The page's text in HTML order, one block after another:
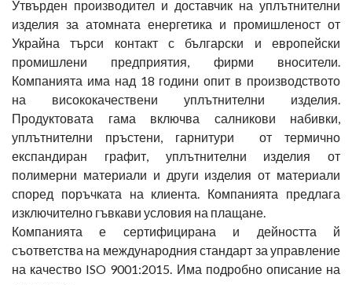
Утвърден производител и доставчик на уплътнителни
изделия за атомната енергетика и промишленост от
Украйна търси контакт с български и европейски
промишлени предприятия, фирми вносители.
Компанията има над 18 години опит в производството
на висококачествени уплътнителни изделия.
Продуктовата гама включва салникови набивки,
уплътнителни пръстени, гарнитури от термично
експандиран графит, уплътнителни изделия от
полимерни материали и други изделия от материали
според поръчката на клиента. Компанията предлага
изключително гъвкави условия на плащане.
Компанията е сертифицирана и дейността й
съответства на международния стандарт за управление
на качество ISO 9001:2015. Има подробно описание на